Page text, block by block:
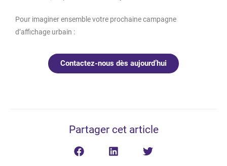
Pour imaginer ensemble votre prochaine campagne
d’affichage urbain :
Contactez-nous dès aujourd’hui
Partager cet article